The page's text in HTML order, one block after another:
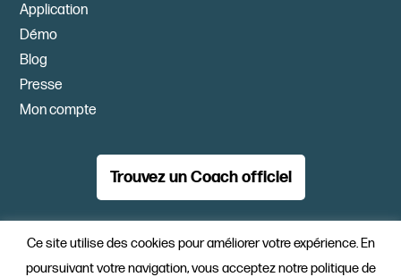
Application
Démo
Blog
Presse
Mon compte
Trouvez un Coach officiel
2022 - tous droits réservés
Ce site utilise des cookies pour améliorer votre expérience. En
poursuivant votre navigation, vous acceptez notre politique de